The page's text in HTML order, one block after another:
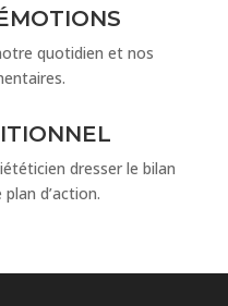
quotidien et nos
dresser le bilan
d’action.